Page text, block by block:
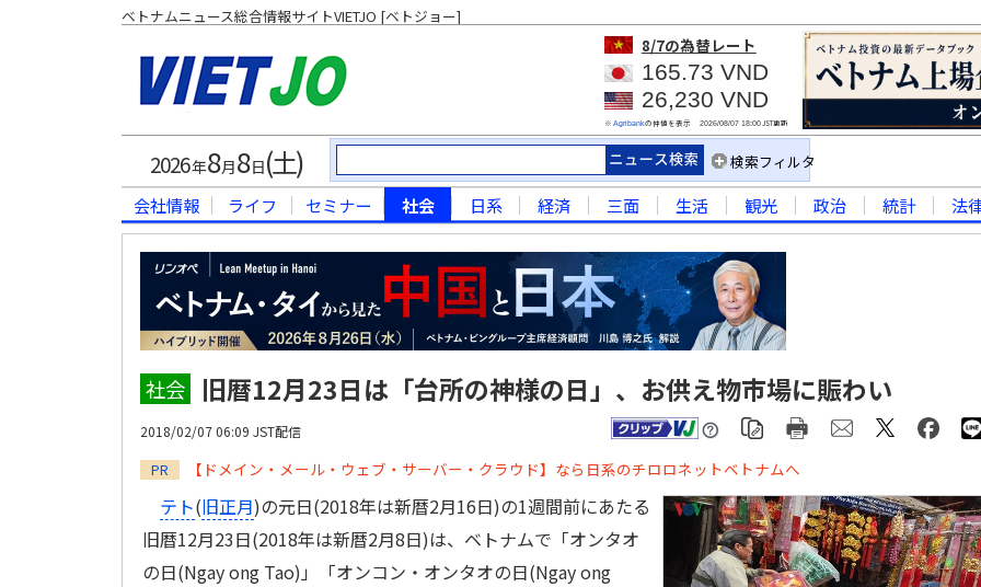
ベトナムニュース総合情報サイトVIETJO [ベトジョー]
8/7の為替レート
165.73 VND
26,230 VND
※ Agribankの仲値を表示 2026/08/07 18:00JST更新
2026年8月8日(土) 検索フィルタ
会社情報 ライフ セミナー 社会 日系 経済 三面 生活 観光 政治 統計 法
社会 旧暦12月23日は「台所の神様の日」、お供え物市場に賑わい
2018/02/07 06:09 JST配信
PR 【ドメイン・メール・ウェブ・サーバー・クラウド】なら日系のチロロネットベトナムへ
テト(旧正月)の元日(2018年は新暦2月16日)の1週間前にあたる
旧暦12月23日(2018年は新暦2月8日)は、ベトナムで「オンタオ
の日(Ngay ong Tao)」「オンコン・オンタオの日(Ngay ong